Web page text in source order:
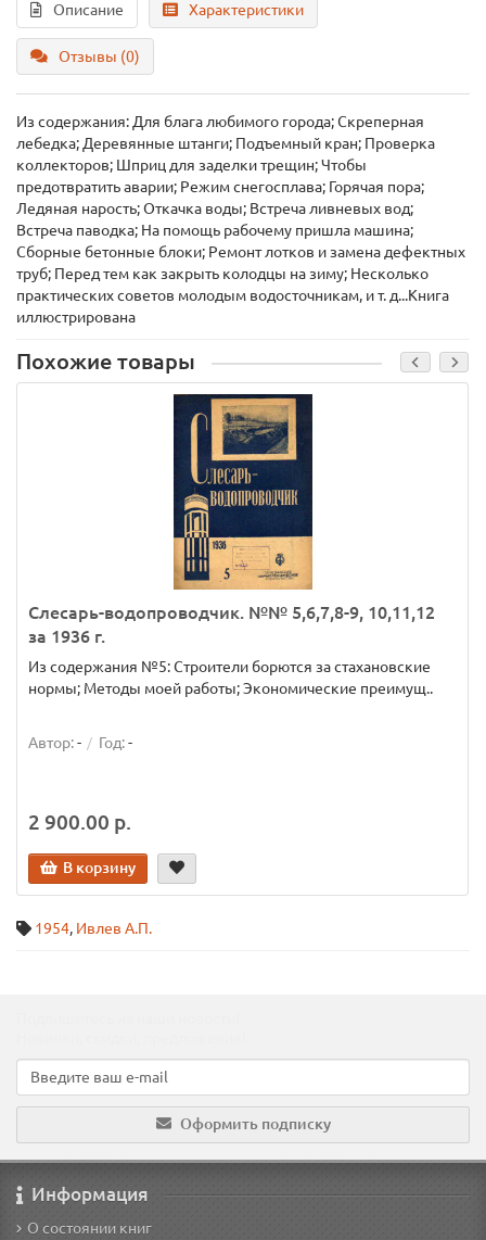
Описание Характеристики
Отзывы (0)
Из содержания: Для блага любимого города; Скреперная
лебедка; Деревянные штанги; Подъемный кран; Проверка
коллекторов; Шприц для заделки трещин; Чтобы
предотвратить аварии; Режим снегосплава; Горячая пора;
Ледяная нарость; Откачка воды; Встреча ливневых вод;
Встреча паводка; На помощь рабочему пришла машина;
Сборные бетонные блоки; Ремонт лотков и замена дефектных
труб; Перед тем как закрыть колодцы на зиму; Несколько
практических советов молодым водосточникам, и т. д...Книга
иллюстрирована
Похожие товары
Слесарь-водопроводчик. №№ 5,6,7,8-9, 10,11,12
за 1936 г.
Из содержания №5: Строители борются за стахановские
нормы; Методы моей работы; Экономические преимущ..
Автор:- Год:-
2 900.00 р.
В корзину
1954, Ивлев А.П.
Оформить подписку
Информация
О состоянии книг